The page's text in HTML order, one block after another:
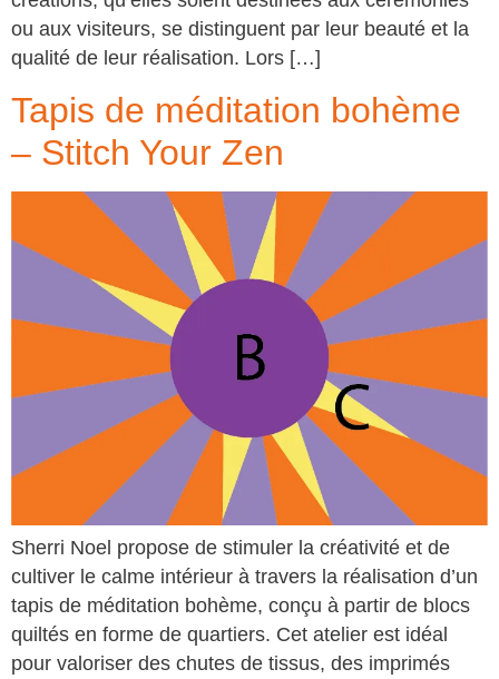
ou aux visiteurs, se distinguent par leur beauté et la
qualité de leur réalisation. Lors […]
Tapis de méditation bohème
– Stitch Your Zen
Sherri Noel propose de stimuler la créativité et de
cultiver le calme intérieur à travers la réalisation d’un
tapis de méditation bohème, conçu à partir de blocs
quiltés en forme de quartiers. Cet atelier est idéal
pour valoriser des chutes de tissus, des imprimés